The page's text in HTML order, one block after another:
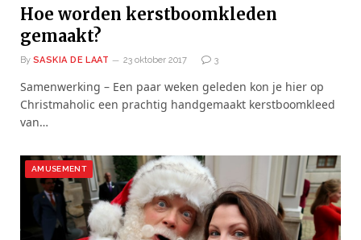
Hoe worden kerstboomkleden
gemaakt?
By SASKIA DE LAAT 23 oktober 2017 3
Samenwerking – Een paar weken geleden kon je hier op
Christmaholic een prachtig handgemaakt kerstboomkleed
van…
AMUSEMENT